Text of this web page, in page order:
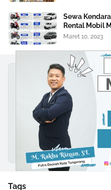
Sewa
Rental Mobil
Maret 10, 2023
Tags